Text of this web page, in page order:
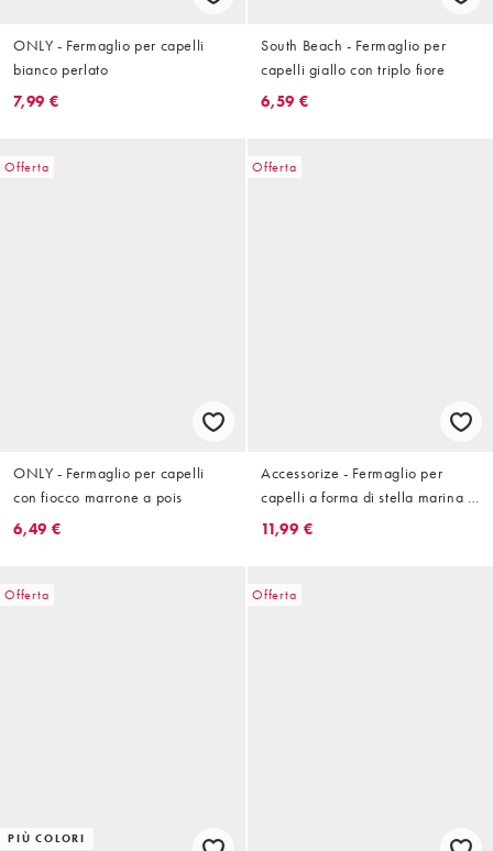
ONLY - Fermaglio per capelli
bianco perlato
7,99 €
South Beach - Fermaglio per
capelli giallo con triplo fiore
6,59 €
Offerta
ONLY - Fermaglio per capelli
con fiocco marrone a pois
6,49 €
Offerta
Accessorize - Fermaglio per
capelli a forma di stella marina in
metallo color oro
11,99 €
Offerta
PIÙ COLORI
Offerta